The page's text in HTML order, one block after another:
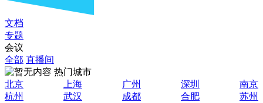
文档
专题
会议
全部 直播间
热门城市
北京
上海 广州 深圳
南京
杭州
武汉 成都 合肥
苏州